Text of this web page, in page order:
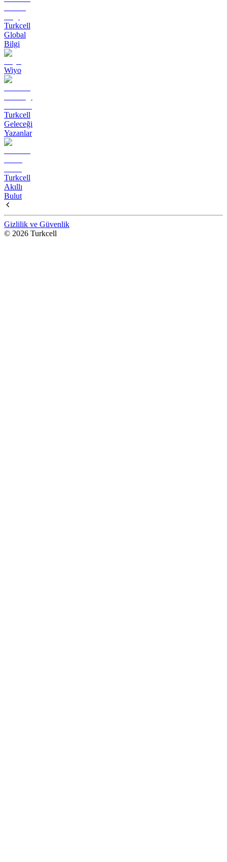
Turkcell
Global
Bilgi
Wiyo
Turkcell
Geleceği
Yazanlar
Turkcell
Akıllı
Bulut
Gizlilik ve Güvenlik
© 2026 Turkcell